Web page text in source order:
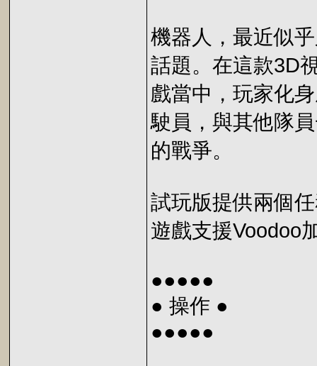
機器人，最近似
話題。在這款3D
戲當中，玩家化
駛員，與其他隊
的戰爭。
試玩版提供兩個
遊戲支援Voodoo
●●●●●
● 操作 ●
●●●●●